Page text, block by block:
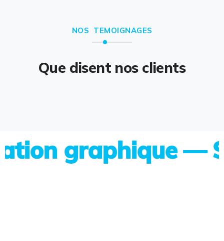
NOS TEMOIGNAGES
Que disent nos clients
graphique —